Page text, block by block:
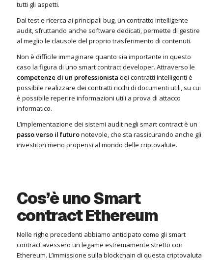
tutti gli aspetti.
Dal test e ricerca ai principali bug, un contratto intelligente
audit, sfruttando anche software dedicati, permette di gestire
al meglio le clausole del proprio trasferimento di contenuti.
Non è difficile immaginare quanto sia importante in questo
caso la figura di uno smart contract developer. Attraverso le
competenze di un professionista dei contratti intelligenti è
possibile realizzare dei contratti ricchi di documenti utili, su cui
è possibile reperire informazioni utili a prova di attacco
informatico.
L’implementazione dei sistemi audit negli smart contract è un
passo verso il futuronotevole, che sta rassicurando anche gli
investitori meno propensi al mondo delle criptovalute.
Cos’è uno Smart
contract Ethereum
Nelle righe precedenti abbiamo anticipato come gli smart
contract avessero un legame estremamente stretto con
Ethereum. L’immissione sulla blockchain di questa criptovaluta